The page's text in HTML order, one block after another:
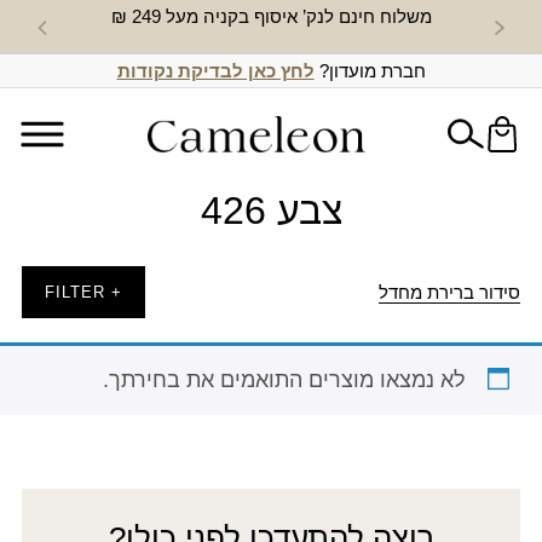
משלוח חינם לנק’ איסוף בקניה מעל 249 ₪ חדש
חברת מועדון? לחץ כאן לבדיקת נקודות
צבע 426
סידור ברירת מחדל + FILTER
לא נמצאו מוצרים התואמים את בחירתך.